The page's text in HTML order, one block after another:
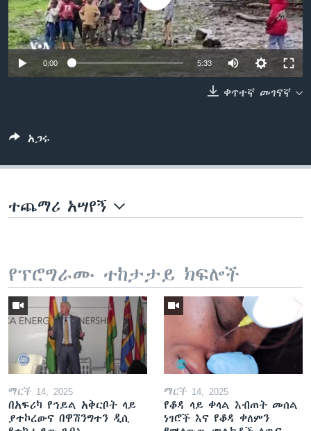
ቋንቋዎች
0:00 5:33
ቀጥተኛ መገናኛ
አጋሩ
ተጨማሪ አሣየኝ
የፕሮግራሙ ተከታታይ ክፍሎች
ማርች 14, 2025
በአፍሪካ የኅይል አቅርቦት ላይ
ያተኮረውና በዋሽንግተን ዲሲ
ማርች 14, 2025
የቆዳ ላይ ቀላል እብጠት መሰል
ነገሮች እና የቆዳ ቀለምን